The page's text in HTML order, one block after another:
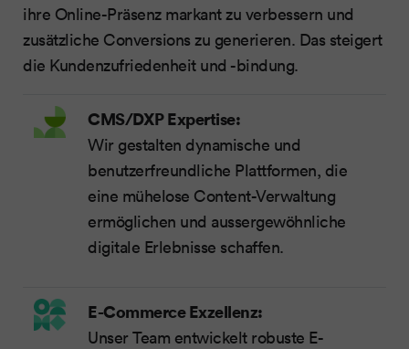
ihre Online-Präsenz markant zu verbessern und
zusätzliche Conversions zu generieren. Das steigert
die Kundenzufriedenheit und -bindung.
CMS/DXP Expertise:
Wir gestalten dynamische und
benutzerfreundliche Plattformen, die
eine mühelose Content-Verwaltung
ermöglichen und aussergewöhnliche
digitale Erlebnisse schaffen.
E-CommerceExzellenz:
Unser Team entwickelt robuste E-